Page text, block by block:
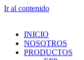
Ir al contenido
INICIO
NOSOTROS
PRODUCTOS